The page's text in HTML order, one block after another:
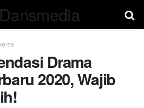
Drama
2020, Wajib